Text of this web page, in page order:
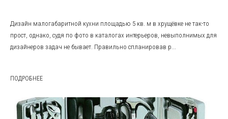
Дизайн малогабаритной кухни площадью 5 кв. м в хрущёвке не так-то
прост, однако, судя по фото в каталогах интерьеров, невыполнимых для
дизайнеров задач не бывает. Правильно спланировав р...
ПОДРОБНЕЕ